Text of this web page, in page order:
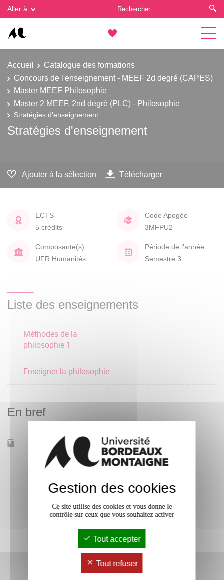
Aller à
Accueil
Catalogue des formations
Concours de l'enseignement - MEEF 2d degré (CAPES)
Master MEEF Philosophie
Master 2 MEEF, 2nd degré (PLC) - Philosophie
Stratégies d'enseignement
Stratégies d'enseignement
Ajouter à la sélection Télécharger
ECTS
5 crédits
Code Apogée
3MFPU2
Composante(s)
UFR Humanités
Période de l'année
Semestre 3
Liste des enseignements
Méthodes de la
philosophie 1
Enseigner la philosophie
En bref
Accessible à distance Non
Gestion des cookies
Gestion des cookies
Ce site utilise des cookies et vous donne le
contrôle sur ceux que vous souhaitez activer
Tout accepter
Tout refuser